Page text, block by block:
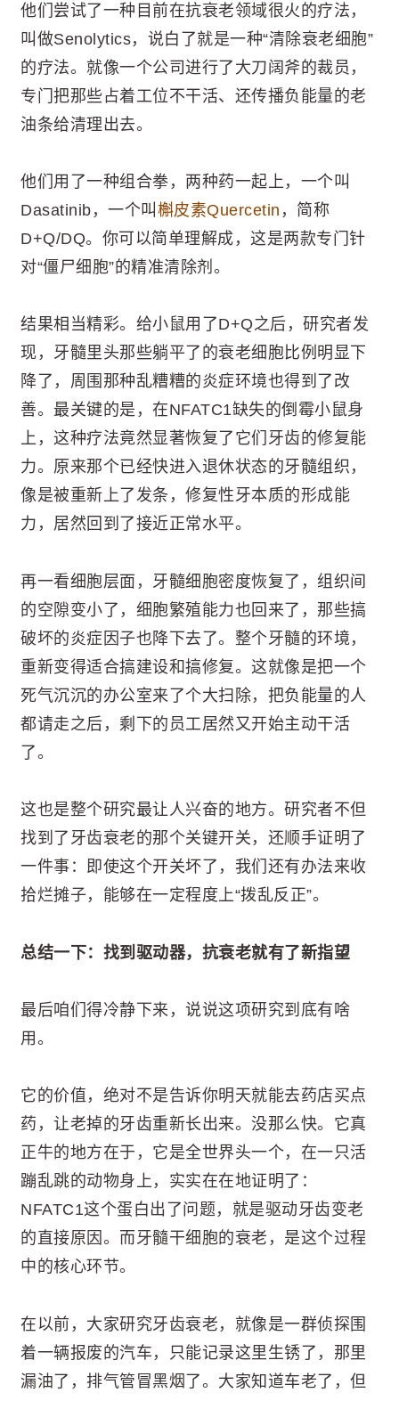
他们尝试了一种目前在抗衰老领域很火的疗法，
叫做Senolytics，说白了就是一种“清除衰老细胞”
的疗法。就像一个公司进行了大刀阔斧的裁员，
专门把那些占着工位不干活、还传播负能量的老
油条给清理出去。
他们用了一种组合拳，两种药一起上，一个叫
Dasatinib，一个叫 槲皮素Quercetin ，简称
D+Q/DQ。你可以简单理解成，这是两款专门针
对“僵尸细胞”的精准清除剂。
结果相当精彩。给小鼠用了D+Q之后，研究者发
现，牙髓里头那些躺平了的衰老细胞比例明显下
降了，周围那种乱糟糟的炎症环境也得到了改
善。最关键的是，在NFATC1缺失的倒霉小鼠身
上，这种疗法竟然显著恢复了它们牙齿的修复能
力。原来那个已经快进入退休状态的牙髓组织，
像是被重新上了发条，修复性牙本质的形成能
力，居然回到了接近正常水平。
再一看细胞层面，牙髓细胞密度恢复了，组织间
的空隙变小了，细胞繁殖能力也回来了，那些搞
破坏的炎症因子也降下去了。整个牙髓的环境，
重新变得适合搞建设和搞修复。这就像是把一个
死气沉沉的办公室来了个大扫除，把负能量的人
都请走之后，剩下的员工居然又开始主动干活
了。
这也是整个研究最让人兴奋的地方。研究者不但
找到了牙齿衰老的那个关键开关，还顺手证明了
一件事：即使这个开关坏了，我们还有办法来收
拾烂摊子，能够在一定程度上“拨乱反正”。
总结一下：找到驱动器，抗衰老就有了新指望
最后咱们得冷静下来，说说这项研究到底有啥
用。
它的价值，绝对不是告诉你明天就能去药店买点
药，让老掉的牙齿重新长出来。没那么快。它真
正牛的地方在于，它是全世界头一个，在一只活
蹦乱跳的动物身上，实实在在地证明了：
NFATC1这个蛋白出了问题，就是驱动牙齿变老
的直接原因。而牙髓干细胞的衰老，是这个过程
中的核心环节。
在以前，大家研究牙齿衰老，就像是一群侦探围
着一辆报废的汽车，只能记录这里生锈了，那里
漏油了，排气管冒黑烟了。大家知道车老了，但